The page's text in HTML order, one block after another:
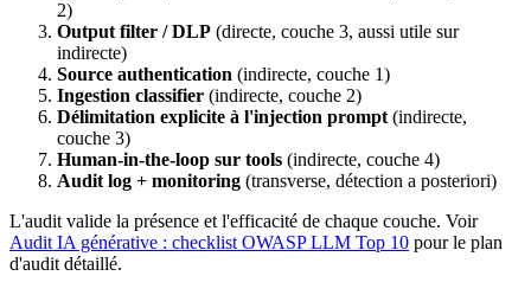
2)
Output filter / DLP (directe, couche 3, aussi utile sur
indirecte)
Source authentication (indirecte, couche 1)
Ingestion classifier (indirecte, couche 2)
Délimitation explicite à l'injection prompt (indirecte,
couche 3)
Human-in-the-loop sur tools (indirecte, couche 4)
Audit log + monitoring (transverse, détection a posteriori)
L'audit valide la présence et l'efficacité de chaque couche. Voir
Audit IA générative : checklist OWASP LLM Top 10 pour le plan
d'audit détaillé.